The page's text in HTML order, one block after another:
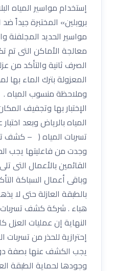
إستخدام مواسير المياه
بروبلين» المختبرة جيداً
مواسير الحديد المجلفنة
معالجة الأماكن التى تم
الصرف ثانية والتأكد من
وملاحظة منسوب المياه .
الإختبار بها وتجفيف
المياه بالرياض وبعد
تسربات المياه ( – كشف
وجدت من فاعليتها يجب
القائمين بالأعمال التى
وباقى أعمال السباكة
بالطبقة العازلة حتى لا
هباء . شركة كشف تسربات
النهاية إن عمليات العزل
إحترازية للحذر من تسربات
يجب الكشف عنها بصفة
وجودها لحماية الطبقة